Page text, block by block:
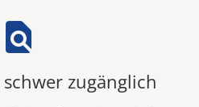
find_in_page
zugänglich